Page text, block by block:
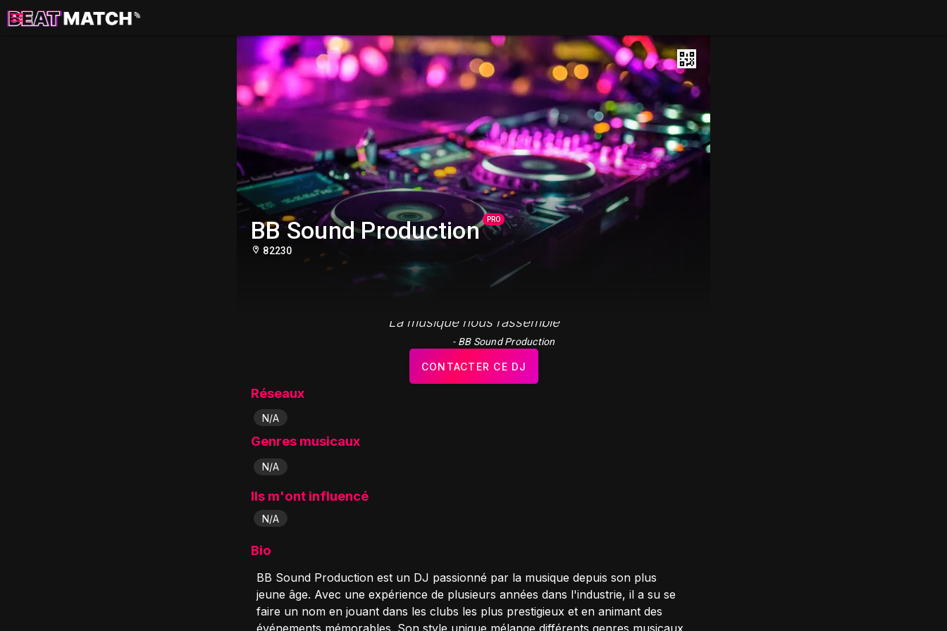
BB Sound Production PRO
82230
"La musique nous rassemble"
- BB Sound Production
CONTACTER CE DJ
Réseaux
N/A
Genres musicaux
N/A
Ils m'ont influencé
N/A
Bio
BB Sound Production est un DJ passionné par la musique depuis son plus
jeune âge. Avec une expérience de plusieurs années dans l'industrie, il a su se
faire un nom en jouant dans les clubs les plus prestigieux et en animant des